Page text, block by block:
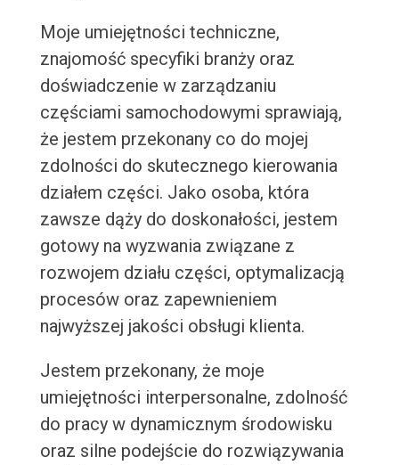
Moje umiejętności techniczne,
znajomość specyfiki branży oraz
doświadczenie w zarządzaniu
częściami samochodowymi sprawiają,
że jestem przekonany co do mojej
zdolności do skutecznego kierowania
działem części. Jako osoba, która
zawsze dąży do doskonałości, jestem
gotowy na wyzwania związane z
rozwojem działu części, optymalizacją
procesów oraz zapewnieniem
najwyższej jakości obsługi klienta.
Jestem przekonany, że moje
umiejętności interpersonalne, zdolność
do pracy w dynamicznym środowisku
oraz silne podejście do rozwiązywania